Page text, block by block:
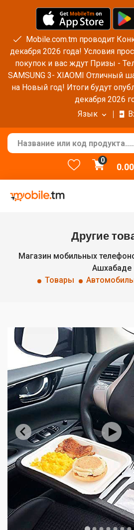
Mobile.com.tm проводит
декабря 2026 года! Условия
покупок и вас ждут Призы -
SAMSUNG 3- XIAOMI Отличный
на Новый год! Итоги будут
декабря 2026
Язык
0
0.00
Другие
Магазин мобильных
Ашхабаде
Товары